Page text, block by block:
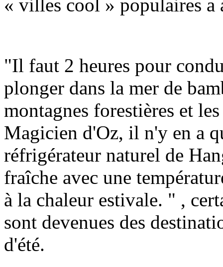
« villes cool » populaires a
"Il faut 2 heures pour
plonger dans la mer de
montagnes forestières et
Magicien d'Oz, il n'y en a
réfrigérateur naturel de
fraîche avec une
à la chaleur estivale. " ,
sont devenues des
d'été.